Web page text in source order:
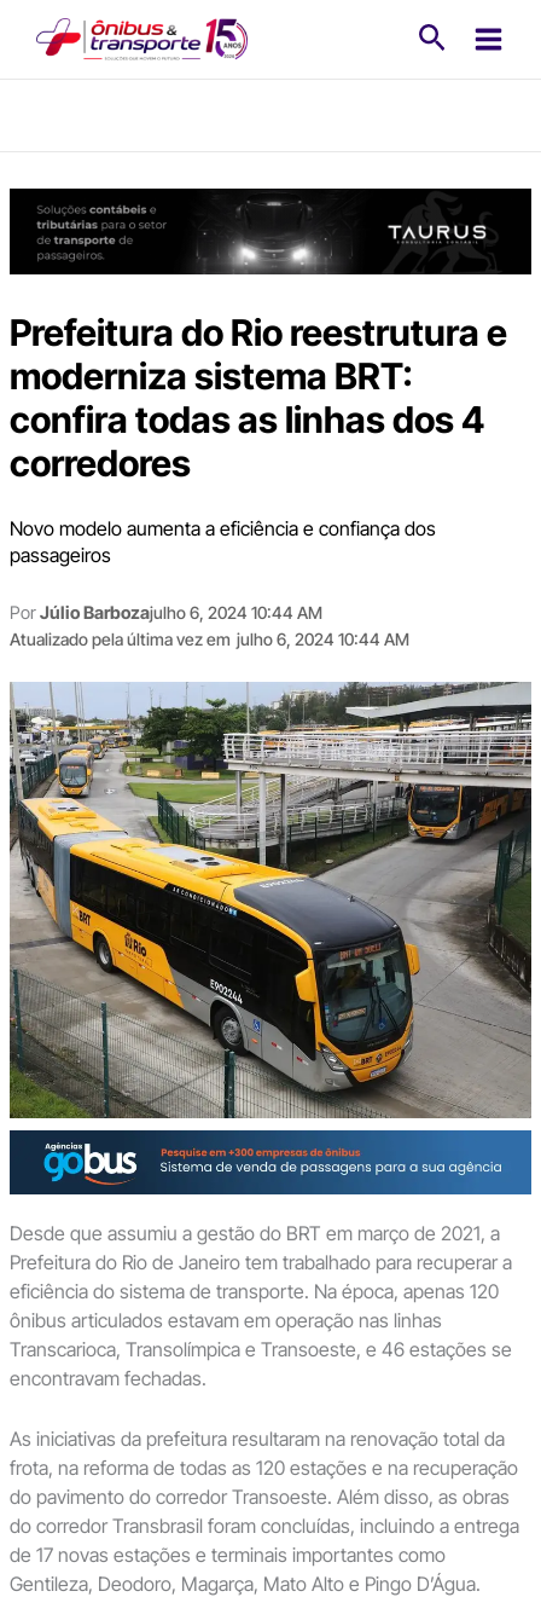
Prefeitura do Rio reestrutura e
moderniza sistema BRT:
confira todas as linhas dos 4
corredores
Novo modelo aumenta a eficiência e confiança dos
passageiros
PorJúlio Barbozajulho 6, 2024 10:44 AM
Atualizado pela última vez em julho 6, 2024 10:44 AM
Desde que assumiu a gestão do BRT em março de 2021, a
Prefeitura do Rio de Janeiro tem trabalhado para recuperar a
eficiência do sistema de transporte. Na época, apenas 120
ônibus articulados estavam em operação nas linhas
Transcarioca, Transolímpica e Transoeste, e 46 estações se
encontravam fechadas.
As iniciativas da prefeitura resultaram na renovação total da
frota, na reforma de todas as 120 estações e na recuperação
do pavimento do corredor Transoeste. Além disso, as obras
do corredor Transbrasil foram concluídas, incluindo a entrega
de 17 novas estações e terminais importantes como
Gentileza, Deodoro, Magarça, Mato Alto e Pingo D’Água.